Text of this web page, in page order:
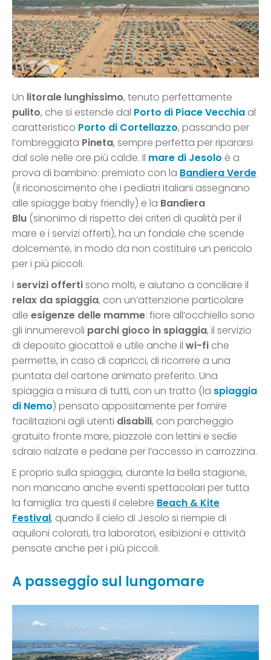
Un litorale lunghissimo, tenuto perfettamente
pulito, che si estende dal Porto di Piace Vecchia al
caratteristico Porto di Cortellazzo, passando per
l’ombreggiata Pineta, sempre perfetta per ripararsi
dal sole nelle ore più calde. Il mare di Jesolo è a
prova di bambino: premiato con la Bandiera Verde
(il riconoscimento che i pediatri italiani assegnano
alle spiagge baby friendly) e la Bandiera
Blu (sinonimo di rispetto dei criteri di qualità per il
mare e i servizi offerti), ha un fondale che scende
dolcemente, in modo da non costituire un pericolo
per i più piccoli.
I servizi offertisono molti, e aiutano a conciliare il
relax da spiaggia, con un’attenzione particolare
alle esigenze delle mamme: fiore all’occhiello sono
gli innumerevoli parchi gioco in spiaggia, il servizio
di deposito giocattoli e utile anche il wi-fi che
permette, in caso di capricci, di ricorrere a una
puntata del cartone animato preferito. Una
spiaggia a misura di tutti, con un tratto (la spiaggia
di Nemo) pensato appositamente per fornire
facilitazioni agli utenti disabili, con parcheggio
gratuito fronte mare, piazzole con lettini e sedie
sdraio rialzate e pedane per l’accesso in carrozzina.
E proprio sulla spiaggia, durante la bella stagione,
non mancano anche eventi spettacolari per tutta
la famiglia: tra questi il celebre Beach & Kite
Festival, quando il cielo di Jesolo si riempie di
aquiloni colorati, tra laboratori, esibizioni e attività
pensate anche per i più piccoli.
A passeggio sul lungomare